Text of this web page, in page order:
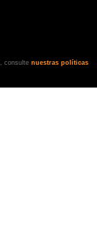
consulte nuestras políticas